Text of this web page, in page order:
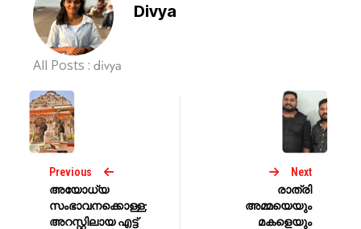
Divya
All Posts :divya
Previous
അയോധ്യ
സംഭാവനക്കൊള്ള;
അറസ്റ്റിലായ എട്ട്
Next
രാത്രി
അമ്മയെയും
മകളെയും